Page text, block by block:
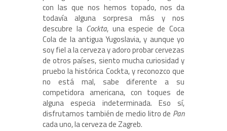
con las que nos hemos topado, nos da
todavía alguna sorpresa más y nos
descubre la Cockta, una especie de Coca
Cola de la antigua Yugoslavia, y aunque yo
soy fiel a la cerveza y adoro probar cervezas
de otros países, siento mucha curiosidad y
pruebo la histórica Cockta, y reconozco que
no está mal, sabe diferente a su
competidora americana, con toques de
alguna especia indeterminada. Eso sí,
disfrutamos también de medio litro de Pan
cada uno, la cerveza de Zagreb.